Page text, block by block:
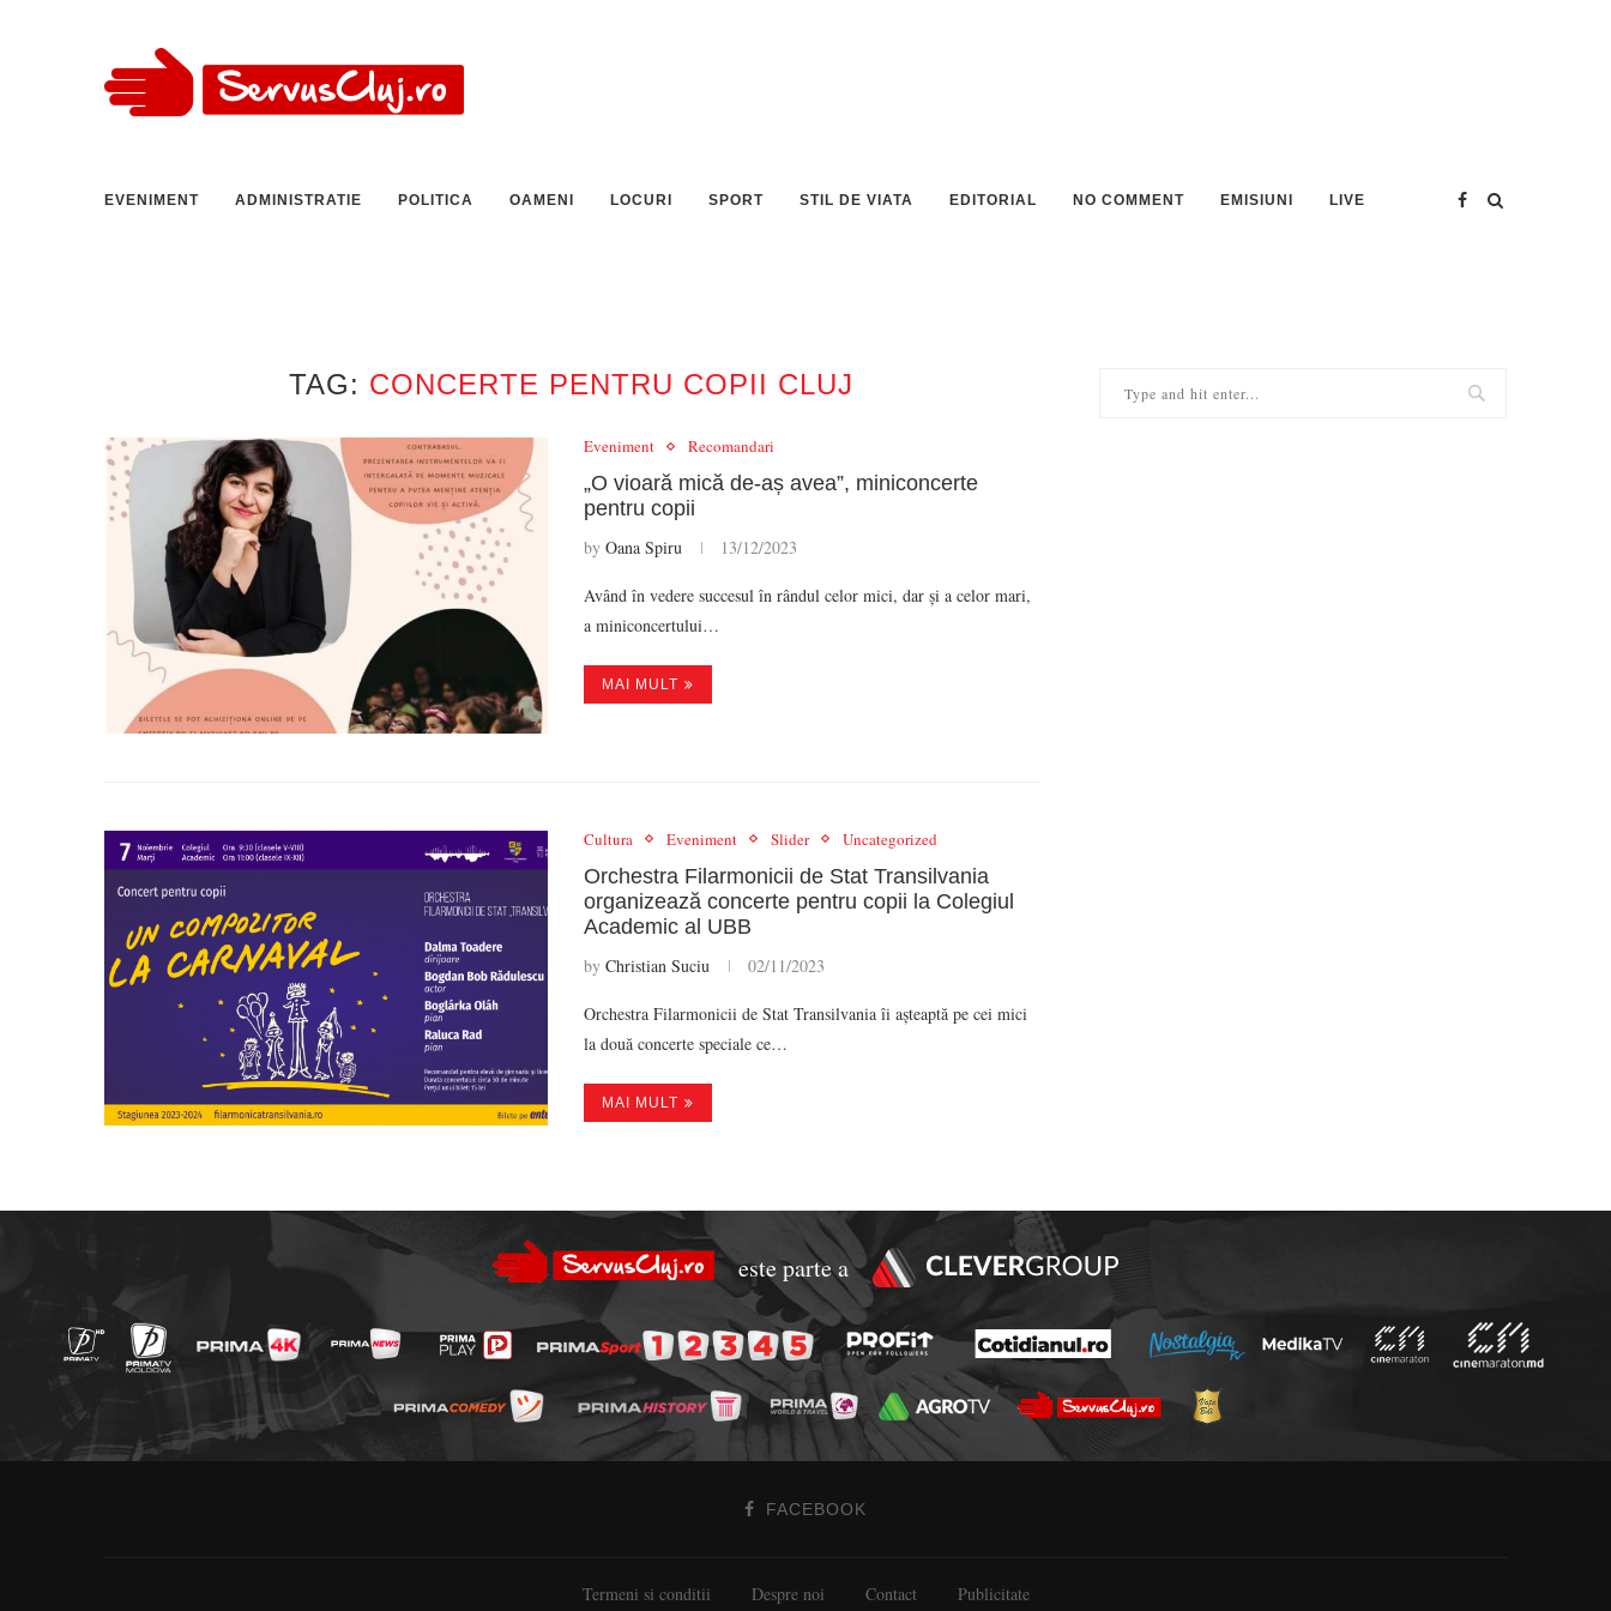
EVENIMENT ADMINISTRATIE POLITICA OAMENI LOCURI SPORT STIL DE VIATA EDITORIAL NO COMMENT EMISIUNI LIVE
TAG: CONCERTE PENTRU COPII CLUJ
Eveniment Recomandari
„O vioară mică de-aș avea”, miniconcerte
pentru copii
by Oana Spiru 13/12/2023
Având în vedere succesul în rândul celor mici, dar și a celor mari,
a miniconcertului…
MAI MULT
Cultura Eveniment Slider Uncategorized
Orchestra Filarmonicii de Stat Transilvania
organizează concerte pentru copii la Colegiul
Academic al UBB
by Christian Suciu 02/11/2023
Orchestra Filarmonicii de Stat Transilvania îi așteaptă pe cei mici
la două concerte speciale ce…
MAI MULT
este parte a
FACEBOOK
Termeni si conditii Despre noi Contact Publicitate